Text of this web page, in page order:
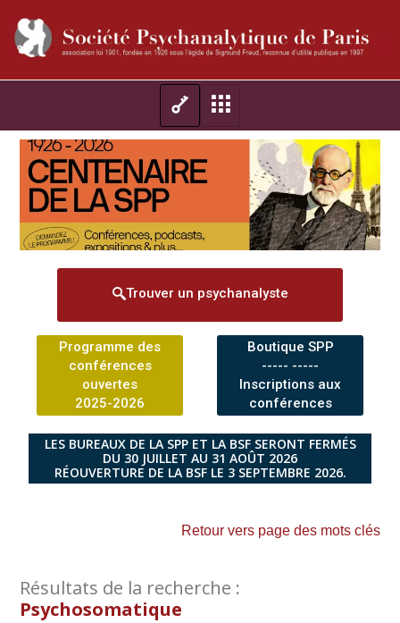
Trouver un psychanalyste
Programme des
conférences
ouvertes
2025-2026
Boutique SPP
----- -----
Inscriptions aux
conférences
LES BUREAUX DE LA SPP ET LA BSF SERONT FERMÉS
DU 30 JUILLET AU 31 AOÛT 2026
RÉOUVERTURE DE LA BSF LE 3 SEPTEMBRE 2026.
Retour vers page des mots clés
Résultats de la recherche :
Psychosomatique